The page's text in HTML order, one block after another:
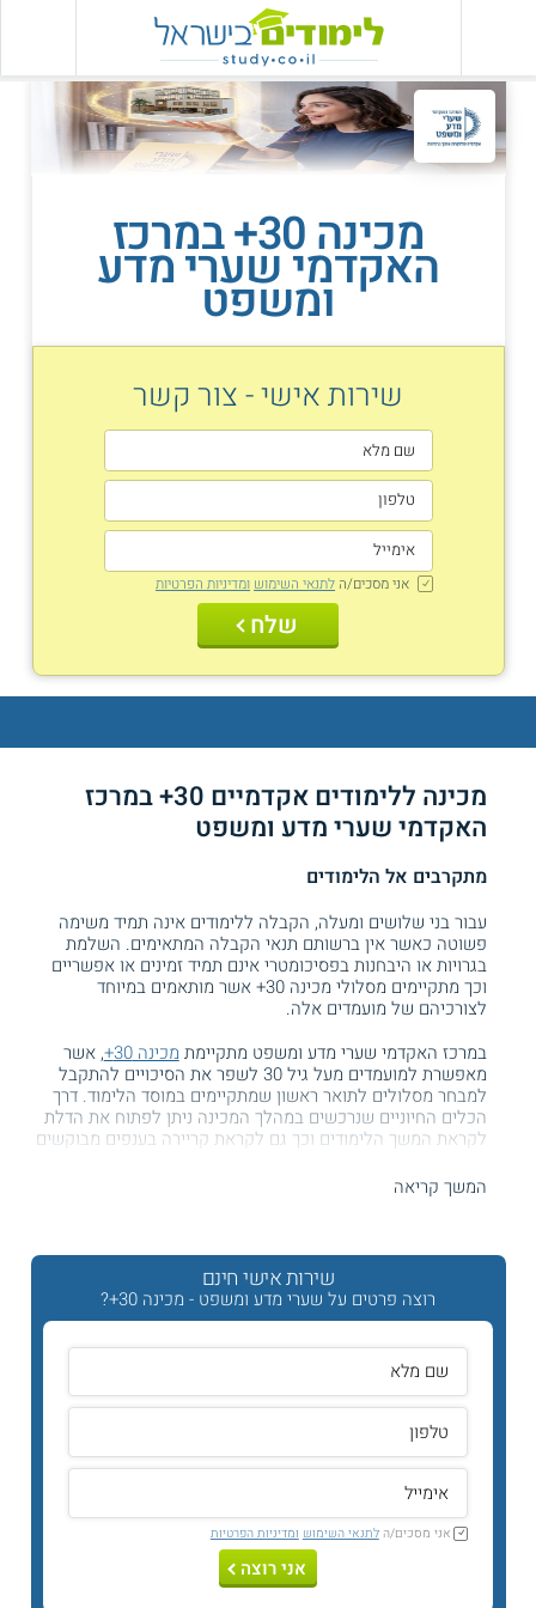
מכינה 30+ במרכז
האקדמי שערי מדע
ומשפט
שירות אישי - צור קשר
אני מסכים/ה לתנאי השימוש ומדיניות הפרטיות
שלח
מכינה ללימודים אקדמיים 30+ במרכז
האקדמי שערי מדע ומשפט
מתקרבים אל הלימודים
עבור בני שלושים ומעלה, הקבלה ללימודים אינה תמיד משימה
פשוטה כאשר אין ברשותם תנאי הקבלה המתאימים. השלמת
בגרויות או היבחנות בפסיכומטרי אינם תמיד זמינים או אפשריים
וכך מתקיימים מסלולי מכינה 30+ אשר מותאמים במיוחד
לצורכיהם של מועמדים אלה.
במרכז האקדמי שערי מדע ומשפט מתקיימת מכינה 30+
, אשר
מאפשרת למועמדים מעל גיל 30 לשפר את הסיכויים להתקבל
למבחר מסלולים לתואר ראשון שמתקיימים במוסד הלימוד. דרך
הכלים החיוניים שנרכשים במהלך המכינה ניתן לפתוח את הדלת
לקראת המשך הלימודים וכך גם לקראת קריירה בענפים מבוקשים
תכנית הלימודים
המכינהמציעה לתלמידיה לרכוש ידע בתחומים בסיסיים לחיים
האקדמיים. נוסף על כך, היא מאפשרת לתלמידים לקבל כלים
שחיוניים לחשיבה אקדמית ומסייעת להם לבנות מיומנויות אוריינות
אקדמית והרגלי למידה נכונים אשר יכולים לסייע להם בהמשך
הקורסים הנלמדים במסגרת מכינה 30+ כוללים:
אוריינות אקדמית.
אשנב למתמטיקה.
אנגלית.
משטר וישראל.
המשך קריאה
שירות אישי חינם
רוצה פרטים על שערי מדע ומשפט - מכינה 30+?
אני מסכים/הלתנאי השימוש ומדיניות הפרטיות
אני רוצה